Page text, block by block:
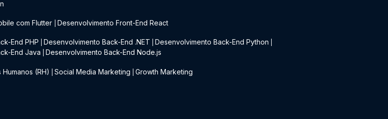
com Flutter Desenvolvimento Front-End React
End PHP Desenvolvimento Back-End .NET Desenvolvimento Back-End Python
End Java Desenvolvimento Back-End Node.js
Humanos (RH) Social Media Marketing Growth Marketing